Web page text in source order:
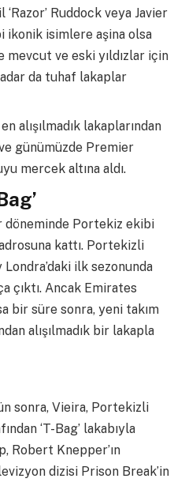
Ruddock veya Javier
ikonik isimlere aşina olsa
ve eski yıldızlar için
da tuhaf lakaplar
alışılmadık lakaplarından
ve günümüzde Premier
mercek altına aldı.
döneminde Portekiz ekibi
kattı. Portekizli
ilk sezonunda
çıktı. Ancak Emirates
bir süre sonra, yeni takım
alışılmadık bir lakapla
sonra, Vieira, Portekizli
‘T-Bag’ lakabıyla
Robert Knepper’ın
dizisi Prison Break’in